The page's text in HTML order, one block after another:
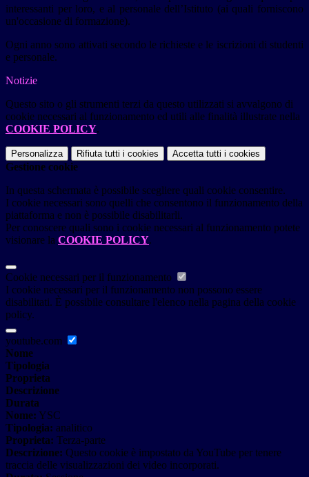
interessanti per loro, e al personale dell’Istituto (ai quali forniscono
un'occasione di formazione).
Ogni anno sono attivati secondo le richieste e le iscrizioni di studenti
e personale.
Notizie
Questo sito o gli strumenti terzi da questo utilizzati si avvalgono di
cookie necessari al funzionamento ed utili alle finalità illustrate nella
COOKIE POLICY.
Personalizza Rifiuta tutti i cookies Accetta tutti i cookies
Gestione cookie
In questa schermata è possibile scegliere quali cookie consentire.
I cookie necessari sono quelli che consentono il funzionamento della
piattaforma e non è possibile disabilitarli.
Per conoscere quali sono i cookie necessari al funzionamento potete
visionare la COOKIE POLICY.
Cookie necessari per il funzionamento
I cookie necessari per il funzionamento non possono essere
disabilitati. È possibile consultare l'elenco nella pagina della cookie
policy.
youtube.com
Nome
Tipologia
Proprieta
Descrizione
Durata
Nome: YSC
Tipologia: analitico
Proprieta: Terza-parte
Descrizione: Questo cookie è impostato da YouTube per tenere
traccia delle visualizzazioni dei video incorporati.